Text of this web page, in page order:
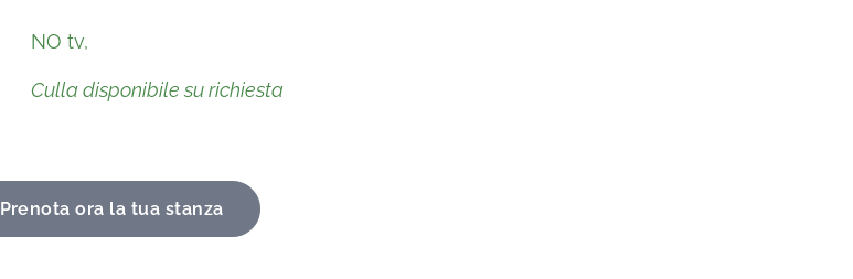
NO tv,
Culla disponibile su richiesta
Prenota ora la tua stanza